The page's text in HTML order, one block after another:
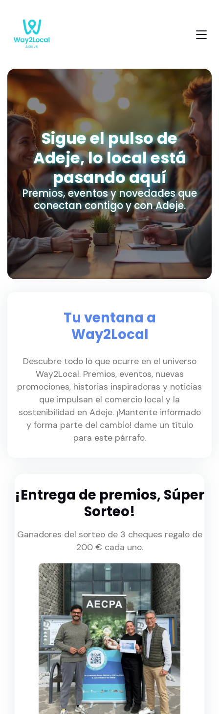
Sigue el pulso de
Adeje, lo local está
pasando aquí
Premios, eventos y novedades que
conectan contigo y con Adeje.
Tu ventana a
Way2Local
Descubre todo lo que ocurre en el universo
Way2Local. Premios, eventos, nuevas
promociones, historias inspiradoras y noticias
que impulsan el comercio local y la
sostenibilidad en Adeje. ¡Mantente informado
y forma parte del cambio! dame un título
para este párrafo.
¡Entrega de premios, Súper
Sorteo!
Ganadores del sorteo de 3 cheques regalo de
200 € cada uno.